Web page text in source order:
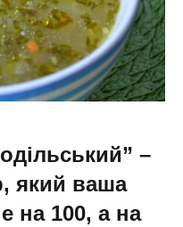
–
який ваша
на 100, а на